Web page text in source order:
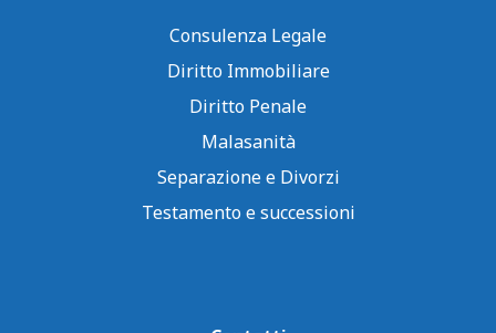
Consulenza Legale
Diritto Immobiliare
Diritto Penale
Malasanità
Separazione e Divorzi
Testamento e successioni